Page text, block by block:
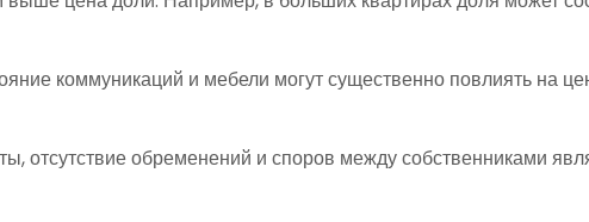
коммуникаций и мебели могут существенно повлиять на
отсутствие обременений и споров между собственниками